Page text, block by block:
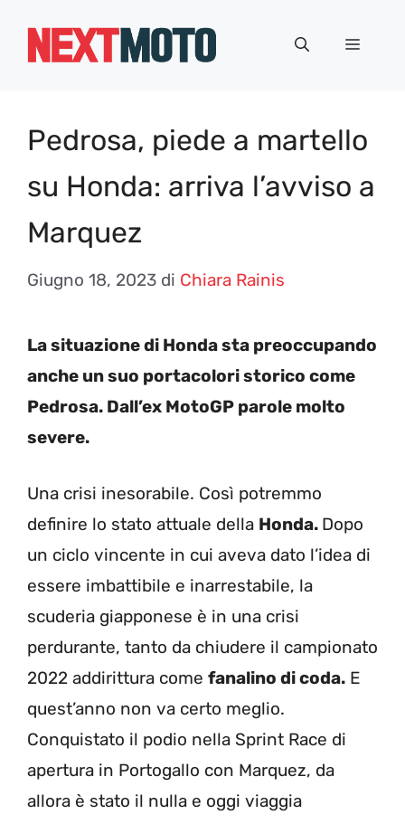
Menu
Pedrosa, piede a martello
su Honda: arriva l’avviso a
Marquez
Giugno 18, 2023 di Chiara Rainis
La situazione di Honda sta preoccupando
anche un suo portacolori storico come
Pedrosa. Dall’ex MotoGP parole molto
severe.
Una crisi inesorabile. Così potremmo
definire lo stato attuale della Honda. Dopo
un ciclo vincente in cui aveva dato l’idea di
essere imbattibile e inarrestabile, la
scuderia giapponese è in una crisi
perdurante, tanto da chiudere il campionato
2022 addirittura come fanalino di coda. E
quest’anno non va certo meglio.
Conquistato il podio nella Sprint Race di
apertura in Portogallo con Marquez, da
allora è stato il nulla e oggi viaggia